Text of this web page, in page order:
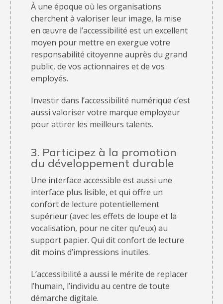
À une époque où les organisations
cherchent à valoriser leur image, la mise
en œuvre de l’accessibilité est un excellent
moyen pour mettre en exergue votre
responsabilité citoyenne auprès du grand
public, de vos actionnaires et de vos
employés.
Investir dans l’accessibilité numérique c’est
aussi valoriser votre marque employeur
pour attirer les meilleurs talents.
3. Participez à la promotion
du développement durable
Une interface accessible est aussi une
interface plus lisible, et qui offre un
confort de lecture potentiellement
supérieur (avec les effets de loupe et la
vocalisation, pour ne citer qu’eux) au
support papier. Qui dit confort de lecture
dit moins d’impressions inutiles.
L’accessibilité a aussi le mérite de replacer
l’humain, l’individu au centre de toute
démarche digitale.